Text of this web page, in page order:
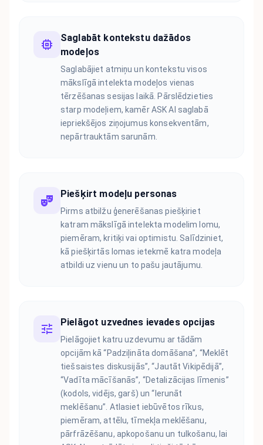
Saglabāt kontekstu dažādos
modeļos
Saglabājiet atmiņu un kontekstu visos
mākslīgā intelekta modeļos vienas
tērzēšanas sesijas laikā. Pārslēdzieties
starp modeļiem, kamēr ASK AI saglabā
iepriekšējos ziņojumus konsekventām,
nepārtrauktām sarunām.
Piešķirt modeļu personas
Pirms atbilžu ģenerēšanas piešķiriet
katram mākslīgā intelekta modelim lomu,
piemēram, kritiķi vai optimistu. Salīdziniet,
kā piešķirtās lomas ietekmē katra modeļa
atbildi uz vienu un to pašu jautājumu.
Pielāgot uzvednes ievades opcijas
Pielāgojiet katru uzdevumu ar tādām
opcijām kā “Padziļināta domāšana”, “Meklēt
tiešsaistes diskusijās”, “Jautāt Vikipēdijā”,
“Vadīta mācīšanās”, “Detalizācijas līmenis”
(kodols, vidējs, garš) un “Ierunāt
meklēšanu”. Atlasiet iebūvētos rīkus,
piemēram, attēlu, tīmekļa meklēšanu,
pārfrāzēšanu, apkopošanu un tulkošanu, lai